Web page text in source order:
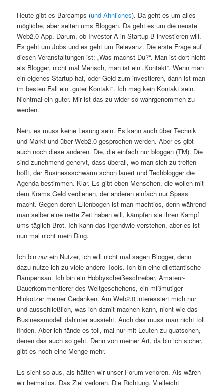
Heute gibt es Barcamps (und Ähnliches). Da geht es um alles
mögliche, aber selten ums Bloggen. Da geht es um die neuste
Web2.0 App. Darum, ob Investor A in Startup B investieren will.
Es geht um Jobs und es geht um Relevanz. Die erste Frage auf
diesen Veranstaltungen ist: „Was machst Du?“. Man ist dort nicht
als Blogger, nicht mal Mensch, man ist ein „Kontakt“. Wenn man
ein eigenes Startup hat, oder Geld zum investieren, dann ist man
im besten Fall ein „guter Kontakt“. Ich mag kein Kontakt sein.
Nichtmal ein guter. Mir ist das zu wider so wahrgenommen zu
werden.
Nein, es muss keine Lesung sein. Es kann auch über Technik
und Markt und über Web2.0 gesprochen werden. Aber es gibt
auch noch diese anderen. Die, die einfach nur bloggen (TM). Die
sind zunehmend genervt, dass überall, wo man sich zu treffen
hofft, der Businessschwarm schon lauert und Techblogger die
Agenda bestimmen. Klar. Es gibt eben Menschen, die wollen mit
dem Krams Geld verdienen, der anderen einfach nur Spass
macht. Gegen deren Ellenbogen ist man machtlos, denn während
man selber eine nette Zeit haben will, kämpfen sie ihren Kampf
ums täglich Brot. Ich kann das irgendwie verstehen, aber es ist
nun mal nicht mein Ding.
Ich binnurein Nutzer, ich will nicht mal sagen Blogger, denn
dazu nutze ich zu viele andere Tools. Ich bin eine dilettantische
Rampensau. Ich bin ein Hobbyscheißeschreiber, Amateur-
Dauerkommentierer des Weltgeschehens, ein mißmutiger
Hinkotzer meiner Gedanken. Am Web2.0 interessiert mich nur
und ausschließlich, was ich damit machen kann, nicht wie das
Businessmodell dahinter aussieht. Auch das muss man nicht toll
finden. Aber ich fände es toll, mal nur mit Leuten zu quatschen,
denen das auch so geht. Denn von meiner Art, da bin ich sicher,
gibt es noch eine Menge mehr.
Es sieht so aus, als hätten wir unser Forum verloren. Als wären
wir heimatlos. Das Ziel verloren. Die Richtung. Vielleicht